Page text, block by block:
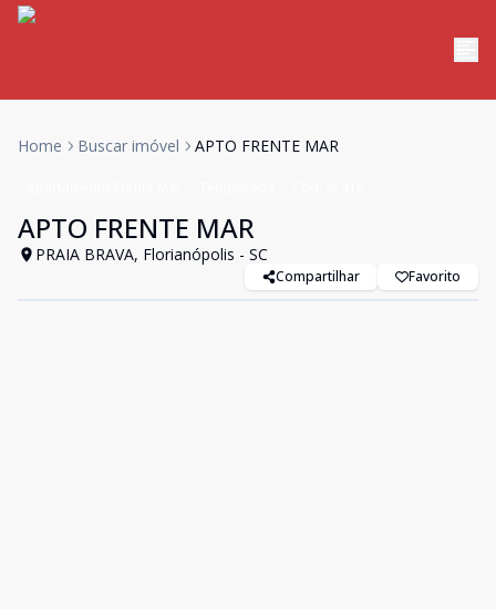
Home Buscar imóvel APTO FRENTE MAR
APTO FRENTE MAR
PRAIA BRAVA, Florianópolis - SC
Compartilhar Favorito